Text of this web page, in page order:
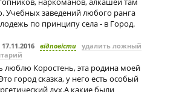
Учебных заведений любого ранга
по принципу села - в Город.
17.11.2016 відповісти удалить ложный
люблю Коростень, эта родина моей
город сказка, у него есть особый
дух.А какие были